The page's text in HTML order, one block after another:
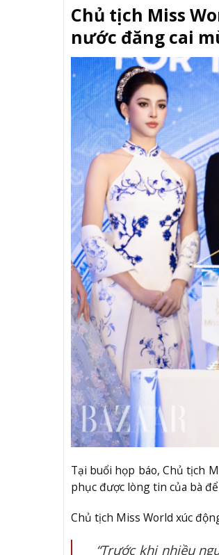
Chủ tịch Miss
nước đăng cai
Tại buổi họp báo, Chủ tịch
phục được lòng tin của bà
Chủ tịch Miss World xúc
“Trước khi nhiều